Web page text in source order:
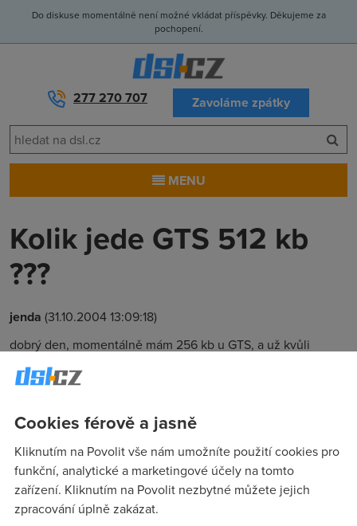
Do diskuse momentálně není možné vkládat příspěvky. Děkujeme za
pochopení.
277 270 707 Zavoláme zpátky
MENU
Kolik jede GTS 512 kb
???
jenda (31.10.2004 13:09:18)
dobrý den, momentálně mám 256 kb u GTS, a už kvůli
většímu limitu (a taky rychlosti) bych rád přešel na těch 512 u
stejné společnosti. U těch 256 kb mi to (bez FUPu) jede cca
Volnost Doma má, kolik mu to tady na "speedmetru" ukazuje
zda-li mám přejít na 512 (abych poznal vůbec rozdíl) Prosím
napište tady někdo svou 512 (ale i 256 či 1024) kb změřenou
rychlost od GTS (lokalita je jedno)
Cookies férově a jasně
Kliknutím na Povolit vše nám umožníte použití cookies pro
funkční, analytické a marketingové účely na tomto
zařízení. Kliknutím na Povolit nezbytné můžete jejich
zpracování úplně zakázat.